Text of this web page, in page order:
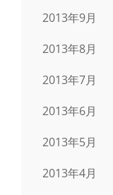
2013年9月
2013年8月
2013年7月
2013年6月
2013年5月
2013年4月